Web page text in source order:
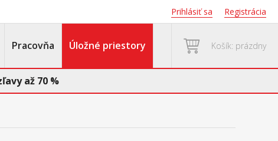
Prihlásiť sa Registrácia
Pracovňa Úložné priestory Košík: prázdny
až 70 %